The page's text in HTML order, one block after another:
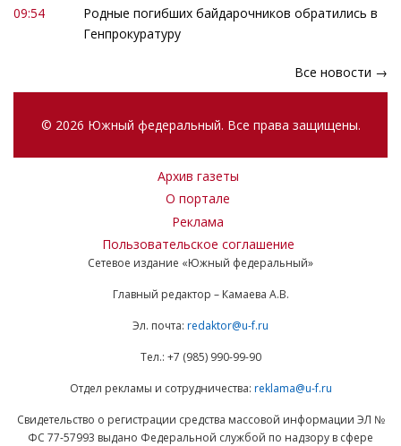
09:54
Родные погибших байдарочников обратились в
Генпрокуратуру
Все новости →
© 2026 Южный федеральный. Все права защищены.
Архив газеты
О портале
Реклама
Пользовательское соглашение
Сетевое издание «Южный федеральный»
Главный редактор – Камаева А.В.
Эл. почта: redaktor@u-f.ru
Тел.: +7 (985) 990-99-90
Отдел рекламы и сотрудничества: reklama@u-f.ru
Свидетельство о регистрации средства массовой информации ЭЛ №
ФС 77-57993 выдано Федеральной службой по надзору в сфере